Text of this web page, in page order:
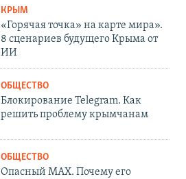
КРЫМ
«Горячая точка» на карте мира».
8 сценариев будущего Крыма от
ИИ
ОБЩЕСТВО
Блокирование Telegram. Как
решить проблему крымчанам
ОБЩЕСТВО
Опасный MAX. Почему его